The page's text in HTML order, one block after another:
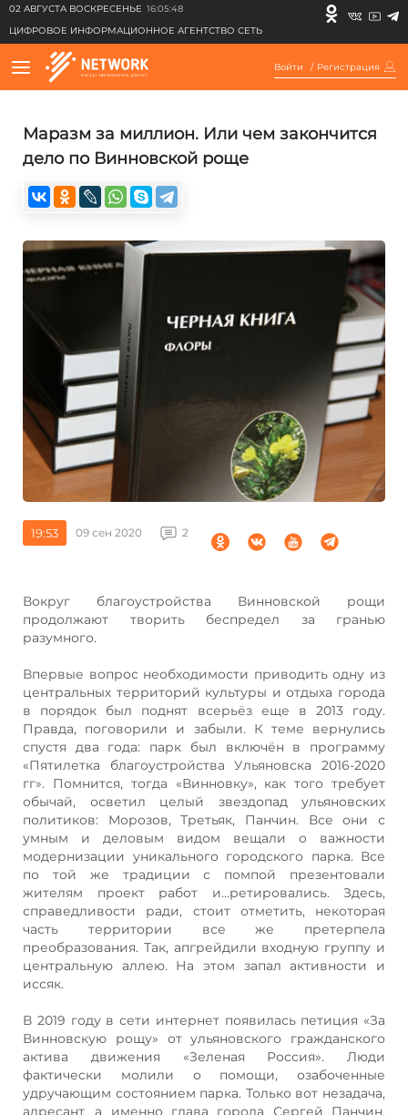
02 АВГУСТА ВОСКРЕСЕНЬЕ 16:05:48
ЦИФРОВОЕ ИНФОРМАЦИОННОЕ АГЕНТСТВО СЕТЬ
Войти / Регистрация
Маразм за миллион. Или чем закончится
дело по Винновской роще
19:53 09 сен 2020 2
Вокруг благоустройства Винновской рощи
продолжают творить беспредел за гранью
разумного.
Впервые вопрос необходимости приводить одну из
центральных территорий культуры и отдыха города
в порядок был поднят всерьёз еще в 2013 году.
Правда, поговорили и забыли. К теме вернулись
спустя два года: парк был включён в программу
«Пятилетка благоустройства Ульяновска 2016-2020
гг». Помнится, тогда «Винновку», как того требует
обычай, осветил целый звездопад ульяновских
политиков: Морозов, Третьяк, Панчин. Все они с
умным и деловым видом вещали о важности
модернизации уникального городского парка. Все
по той же традиции с помпой презентовали
жителям проект работ и…ретировались. Здесь,
справедливости ради, стоит отметить, некоторая
часть территории все же претерпела
преобразования. Так, апгрейдили входную группу и
центральную аллею. На этом запал активности и
иссяк.
В 2019 году в сети интернет появилась петиция «За
Винновскую рощу» от ульяновского гражданского
актива движения «Зеленая Россия». Люди
фактически молили о помощи, озабоченные
удручающим состоянием парка. Только вот незадача,
адресант, а именно глава города Сергей Панчин,